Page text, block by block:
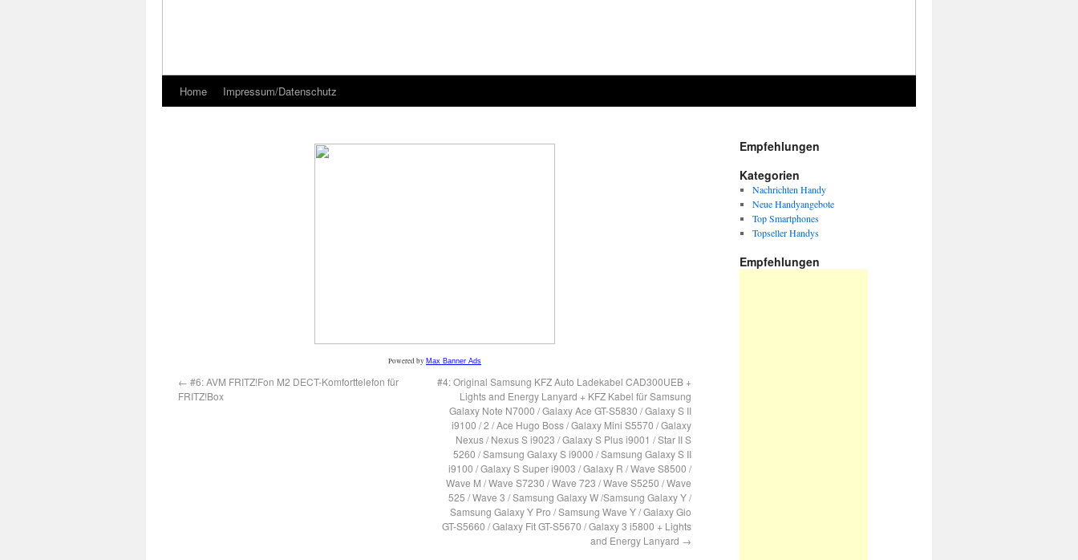
Home Impressum/Datenschutz
Powered by Max Banner Ads
← #6: AVM FRITZ!Fon M2 DECT-Komforttelefon für
FRITZ!Box
#4: Original Samsung KFZ Auto Ladekabel CAD300UEB +
Lights and Energy Lanyard + KFZ Kabel für Samsung
Galaxy Note N7000 / Galaxy Ace GT-S5830 / Galaxy S II
i9100 / 2 / Ace Hugo Boss / Galaxy Mini S5570 / Galaxy
Nexus / Nexus S i9023 / Galaxy S Plus i9001 / Star II S
5260 / Samsung Galaxy S i9000 / Samsung Galaxy S II
i9100 / Galaxy S Super i9003 / Galaxy R / Wave S8500 /
Wave M / Wave S7230 / Wave 723 / Wave S5250 / Wave
525 / Wave 3 / Samsung Galaxy W /Samsung Galaxy Y /
Samsung Galaxy Y Pro / Samsung Wave Y / Galaxy Gio
GT-S5660 / Galaxy Fit GT-S5670 / Galaxy 3 i5800 + Lights
and Energy Lanyard →
Empfehlungen
Kategorien
Nachrichten Handy
Neue Handyangebote
Top Smartphones
Topseller Handys
Empfehlungen